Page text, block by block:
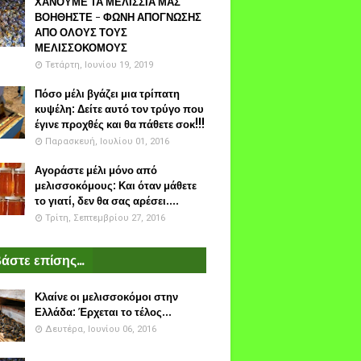
ΒΟΗΘΗΣΤΕ - ΦΩΝΗ ΑΠΟΓΝΩΣΗΣ
ΑΠΟ ΟΛΟΥΣ ΤΟΥΣ
ΜΕΛΙΣΣΟΚΟΜΟΥΣ
Τετάρτη, Ιουνίου 19, 2019
Πόσο μέλι βγάζει μια τρίπατη
κυψέλη: Δείτε αυτό τον τρύγο που
έγινε προχθές και θα πάθετε σοκ!!!
Παρασκευή, Ιουλίου 01, 2016
Αγοράστε μέλι μόνο από
μελισσοκόμους: Και όταν μάθετε
το γιατί, δεν θα σας αρέσει....
Τρίτη, Σεπτεμβρίου 27, 2016
επίσης...
Κλαίνε οι μελισσοκόμοι στην
Ελλάδα: Έρχεται το τέλος...
Δευτέρα, Ιουνίου 06, 2016